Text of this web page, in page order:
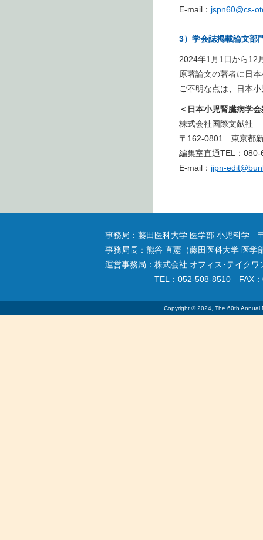
E-mail： jspn60@cs-
3）学会誌掲載論文部
2024年1月1日から12
原著論文の著者に日
ご不明な点は、日本
＜日本小児腎臓病学
株式会社国際文献社
〒162-0801 東京都
編集室直通TEL：
E-mail： jjpn-
事務局：藤田医科大学 医学部 小児科学
事務局長：熊谷 直憲（藤田医科大学 医学
運営事務局：株式会社 オフィス･テイク
TEL：052-508-8510 FAX
Copyright © 2024, The 60th Annual